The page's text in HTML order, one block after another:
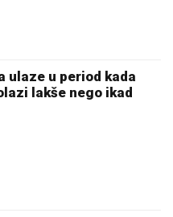
ulaze u period kada
lakše nego ikad